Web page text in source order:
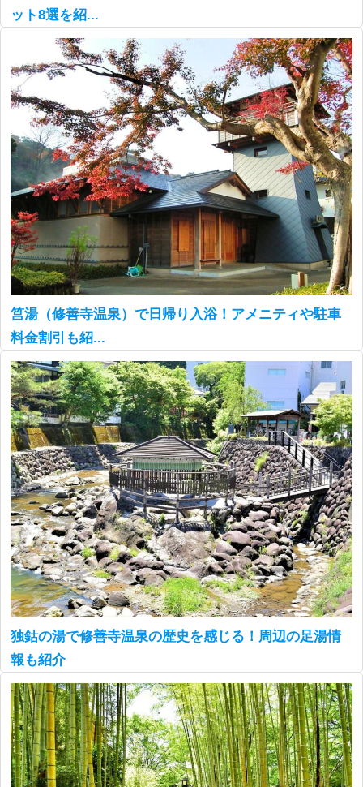
ット8選を紹...
筥湯（修善寺温泉）で日帰り入浴！アメニティや駐車
料金割引も紹...
独鈷の湯で修善寺温泉の歴史を感じる！周辺の足湯情
報も紹介